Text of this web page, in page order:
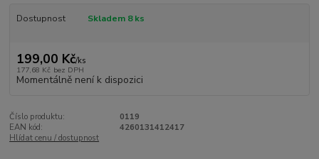
Dostupnost Skladem 8 ks
199,00 Kč/ks
177,68 Kč bez DPH
Momentálně není k dispozici
Číslo produktu:
0119
EAN kód:
4260131412417
Hlídat cenu / dostupnost